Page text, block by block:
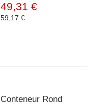
49,31 €
59,17 €
Conteneur Rond